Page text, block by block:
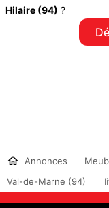
Hilaire (94) ?
Annonces
Val-de-Marne (94)